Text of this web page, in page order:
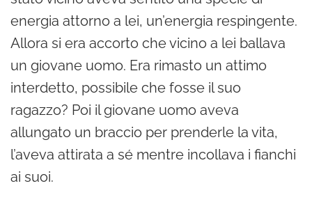
energia attorno a lei, un’energia respingente.
Allora si era accorto che vicino a lei ballava
un giovane uomo. Era rimasto un attimo
interdetto, possibile che fosse il suo
ragazzo? Poi il giovane uomo aveva
allungato un braccio per prenderle la vita,
l’aveva attirata a sé mentre incollava i fianchi
ai suoi.